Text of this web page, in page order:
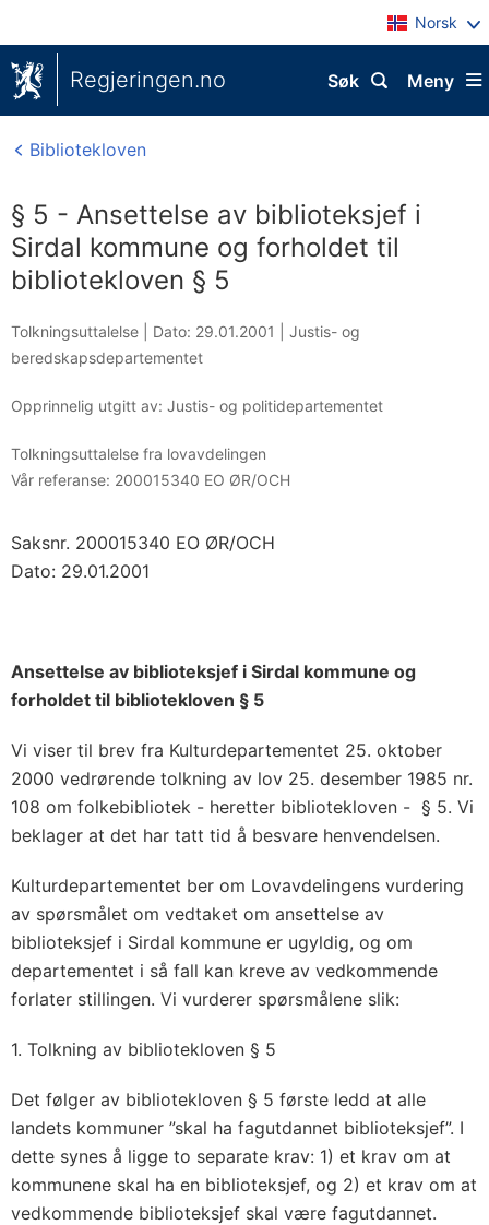
Norsk
Regjeringen.no Meny
Søk
Bibliotekloven
§ 5 - Ansettelse av biblioteksjef i
Sirdal kommune og forholdet til
bibliotekloven § 5
Tolkningsuttalelse | Dato: 29.01.2001
Justis- og
beredskapsdepartementet
Opprinnelig utgitt av: Justis- og politidepartementet
Tolkningsuttalelse fra lovavdelingen
Vår referanse: 200015340 EO ØR/OCH
Saksnr. 200015340 EO ØR/OCH
Dato: 29.01.2001
Ansettelse av biblioteksjef i Sirdal kommune og
forholdet til bibliotekloven § 5
Vi viser til brev fra Kulturdepartementet 25. oktober
2000 vedrørende tolkning av lov 25. desember 1985 nr.
108 om folkebibliotek - heretter bibliotekloven - § 5. Vi
beklager at det har tatt tid å besvare henvendelsen.
Kulturdepartementet ber om Lovavdelingens vurdering
av spørsmålet om vedtaket om ansettelse av
biblioteksjef i Sirdal kommune er ugyldig, og om
departementet i så fall kan kreve av vedkommende
forlater stillingen. Vi vurderer spørsmålene slik:
1. Tolkning av bibliotekloven § 5
Det følger av bibliotekloven § 5 første ledd at alle
landets kommuner ”skal ha fagutdannet biblioteksjef”. I
dette synes å ligge to separate krav: 1) et krav om at
kommunene skal ha en biblioteksjef, og 2) et krav om at
vedkommende biblioteksjef skal være fagutdannet.